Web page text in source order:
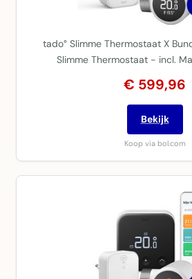
tado° Slimme Thermostaat X
Slimme Thermostaat - incl.
€ 599,96
Bekijk
Koop via bol.com